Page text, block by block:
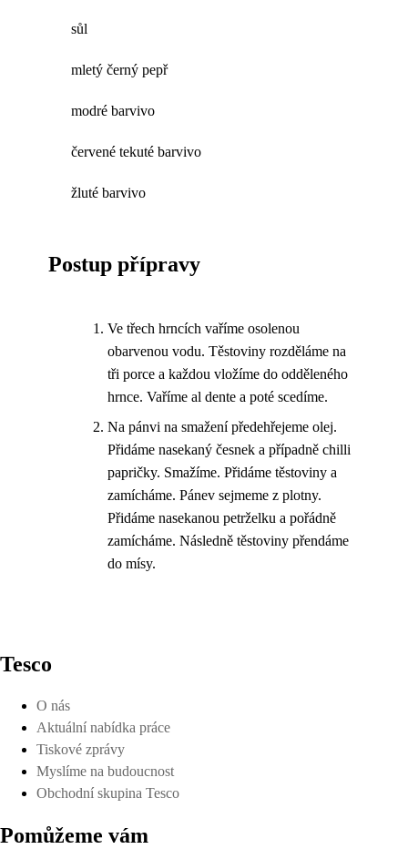
sůl
mletý černý pepř
modré barvivo
červené tekuté barvivo
žluté barvivo
Postup přípravy
Ve třech hrncích vaříme osolenou
obarvenou vodu. Těstoviny rozděláme na
tři porce a každou vložíme do odděleného
hrnce. Vaříme al dente a poté scedíme.
Na pánvi na smažení předehřejeme olej.
Přidáme nasekaný česnek a případně chilli
papričky. Smažíme. Přidáme těstoviny a
zamícháme. Pánev sejmeme z plotny.
Přidáme nasekanou petrželku a pořádně
zamícháme. Následně těstoviny přendáme
do mísy.
Tesco
O nás
Aktuální nabídka práce
Tiskové zprávy
Myslíme na budoucnost
Obchodní skupina Tesco
Pomůžeme vám